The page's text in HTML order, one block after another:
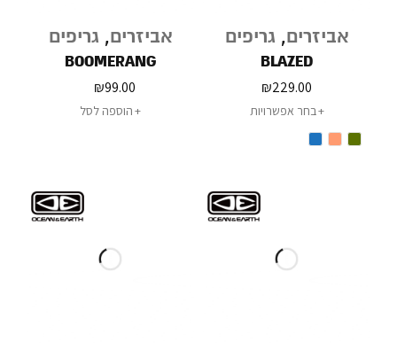
אביזרים, גריפים
BLAZED
₪229.00
בחר אפשרויות
אביזרים, גריפים
BOOMERANG
₪99.00
הוספה לסל